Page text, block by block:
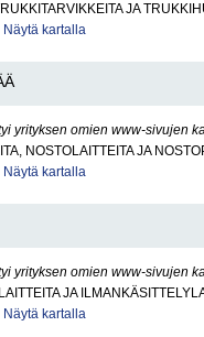
JA
Näytä kartalla
yrityksen omien www-sivujen
NOSTOLAITTEITA JA
Näytä kartalla
yrityksen omien www-sivujen
JA
Näytä kartalla